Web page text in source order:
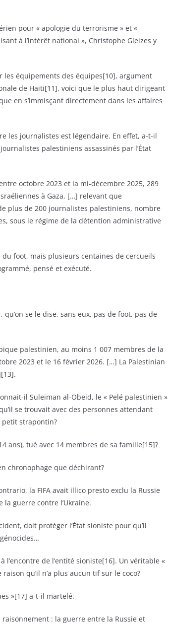
pour « apologie du terrorisme » et «
à l’intérêt national », Christophe Gleizes y
les équipements des équipes[10], argument
de Haiti[11], voici que le plus haut dirigeant
en s’immisçant directement dans les affaires
les journalistes est légendaire. En effet, a-t-il
palestiniens assassinés par l’État
octobre 2023 et la mi-décembre 2025, 289
à Gaza, […] relevant que
plus de 200 journalistes palestiniens, nombre
sous le régime de la détention administrative
du foot, mais plusieurs centaines de cercueils
pensé et exécuté.
se le dise, sans eux, pas de foot, pas de
palestinien, au moins 1 007 membres de la
2023 et le 16 février 2026. […] La Palestinian
il Suleiman al-Obeid, le « Pelé palestinien »
se trouvait avec des personnes attendant
petit strapontin?
ans), tué avec 14 membres de sa famille[15]?
chronophage que déchirant?
la FIFA avait illico presto exclu la Russie
guerre contre l’Ukraine.
doit protéger l’État sioniste pour qu’il
de l’entité sioniste[16]. Un véritable «
qu’il n’a plus aucun tif sur le coco?
»[17] a-t-il martelé.
: la guerre entre la Russie et